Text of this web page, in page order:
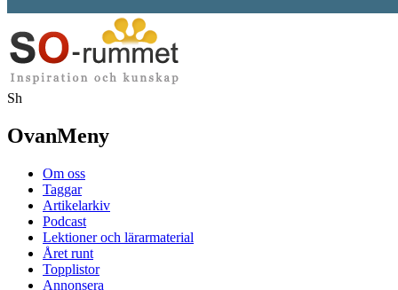
Sh
OvanMeny
Om oss
Taggar
Artikelarkiv
Podcast
Lektioner och lärarmaterial
Året runt
Topplistor
Annonsera